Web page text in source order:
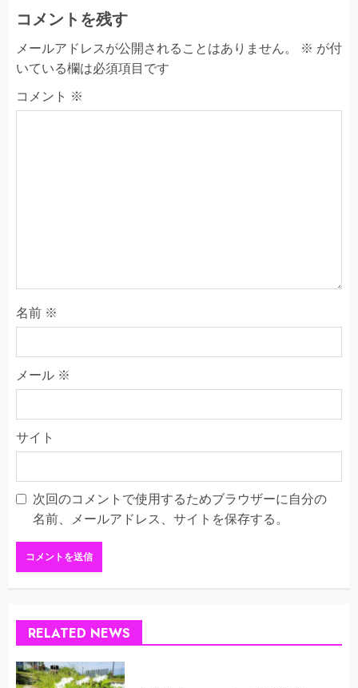
コメントを残す
メールアドレスが公開されることはありません。 ※ が付
いている欄は必須項目です
コメント ※
名前 ※
メール ※
サイト
次回のコメントで使用するためブラウザーに自分の
名前、メールアドレス、サイトを保存する。
RELATED NEWS